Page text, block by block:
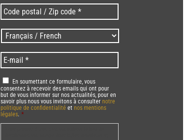
Code
postal
/
Zip
* *
Langues
/
Language *
E-
mail *
RGPD *
En soumettant ce formulaire, vous
consentez à recevoir des emails qui ont pour
but de vous informer sur nos actualités, pour en
savoir plus nous vous invitons à consulternotre
politique de confidentialité etnos mentions
légales. *